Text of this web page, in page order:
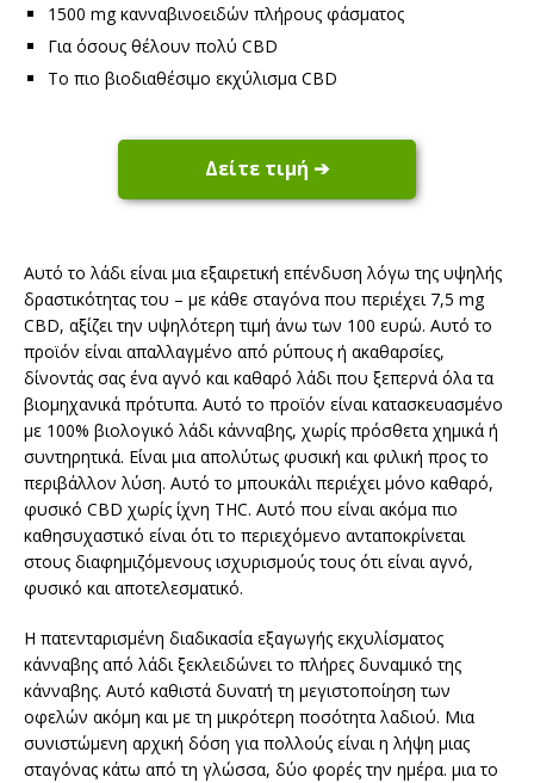
1500 mg κανναβινοειδών πλήρους φάσματος
Για όσους θέλουν πολύ CBD
Το πιο βιοδιαθέσιμο εκχύλισμα CBD
Δείτε τιμή ➔
Αυτό το λάδι είναι μια εξαιρετική επένδυση λόγω της υψηλής
δραστικότητας του – με κάθε σταγόνα που περιέχει 7,5 mg
CBD, αξίζει την υψηλότερη τιμή άνω των 100 ευρώ. Αυτό το
προϊόν είναι απαλλαγμένο από ρύπους ή ακαθαρσίες,
δίνοντάς σας ένα αγνό και καθαρό λάδι που ξεπερνά όλα τα
βιομηχανικά πρότυπα. Αυτό το προϊόν είναι κατασκευασμένο
με 100% βιολογικό λάδι κάνναβης, χωρίς πρόσθετα χημικά ή
συντηρητικά. Είναι μια απολύτως φυσική και φιλική προς το
περιβάλλον λύση. Αυτό το μπουκάλι περιέχει μόνο καθαρό,
φυσικό CBD χωρίς ίχνη THC. Αυτό που είναι ακόμα πιο
καθησυχαστικό είναι ότι το περιεχόμενο ανταποκρίνεται
στους διαφημιζόμενους ισχυρισμούς τους ότι είναι αγνό,
φυσικό και αποτελεσματικό.
Η πατενταρισμένη διαδικασία εξαγωγής εκχυλίσματος
κάνναβης από λάδι ξεκλειδώνει το πλήρες δυναμικό της
κάνναβης. Αυτό καθιστά δυνατή τη μεγιστοποίηση των
οφελών ακόμη και με τη μικρότερη ποσότητα λαδιού. Μια
συνιστώμενη αρχική δόση για πολλούς είναι η λήψη μιας
σταγόνας κάτω από τη γλώσσα, δύο φορές την ημέρα. μια το